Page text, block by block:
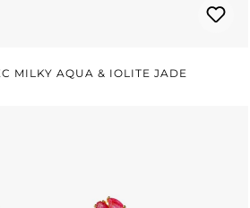
MILKY AQUA & IOLITE JADE